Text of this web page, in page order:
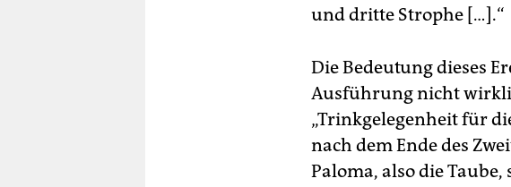
und dritte Strophe […].“
Die Bedeutung dieses
Ausführung nicht
„Trinkgelegenheit für
nach dem Ende des
Paloma, also die